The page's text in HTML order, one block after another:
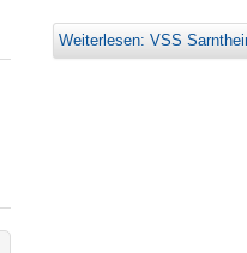
Weiterlesen: VSS